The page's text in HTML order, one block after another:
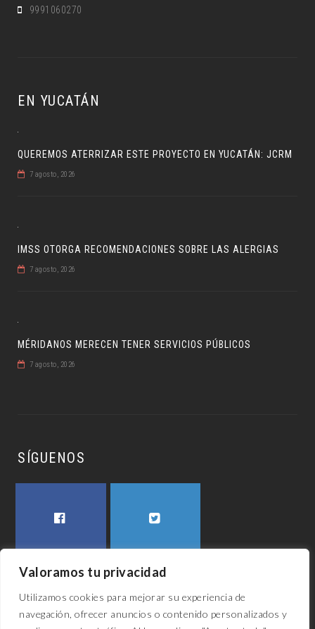
Valoramos tu privacidad
Utilizamos cookies para mejorar su experiencia de
navegación, ofrecer anuncios o contenido personalizados y
9991060270
EN YUCATÁN
QUEREMOS ATERRIZAR ESTE PROYECTO EN YUCATÁN: JCRM
7 agosto, 2026
IMSS OTORGA RECOMENDACIONES SOBRE LAS ALERGIAS
7 agosto, 2026
MÉRIDANOS MERECEN TENER SERVICIOS PÚBLICOS
7 agosto, 2026
SÍGUENOS